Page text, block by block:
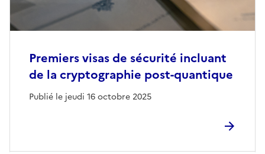
Premiers visas de sécurité incluant
de la cryptographie post-quantique
Publié le jeudi 16 octobre 2025